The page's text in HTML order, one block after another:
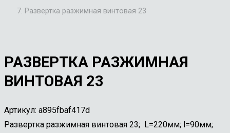
Развертка разжимная винтовая 23
РАЗВЕРТКА РАЗЖИМНАЯ
ВИНТОВАЯ 23
Артикул: a895fbaf417d
Развертка разжимная винтовая 23; L=220мм; l=90мм;